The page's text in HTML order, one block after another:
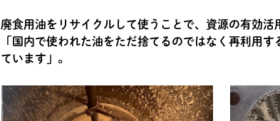
廃食用油をリサイクルして使うことで、資源の有効活
「国内で使われた油をただ捨てるのではなく再利用
ています」。